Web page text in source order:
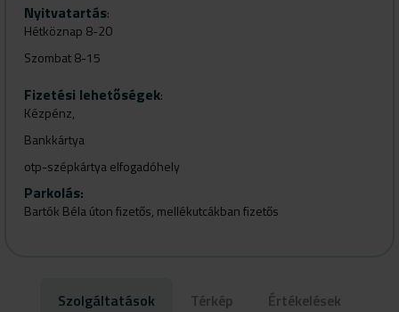
Nyitvatartás:
Hétköznap 8-20
Szombat 8-15
Fizetési lehetőségek:
Kézpénz,
Bankkártya
otp-szépkártya elfogadóhely
Parkolás:
Bartók Béla úton fizetős, mellékutcákban fizetős
Szolgáltatások Térkép Értékelések